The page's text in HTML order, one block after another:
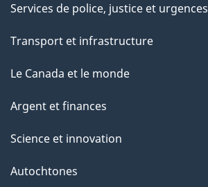
Services de police, justice et urgences
Transport et infrastructure
Le Canada et le monde
Argent et finances
Science et innovation
Autochtones